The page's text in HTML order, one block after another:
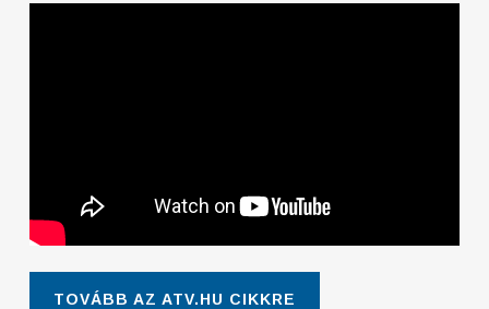
TOVÁBB AZ ATV.HU CIKKRE